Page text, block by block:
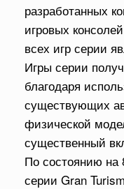
разработанных
игровых
всех игр серии
Игры серии
благодаря
существующих
физической
существенный
По состоянию
серии Gran